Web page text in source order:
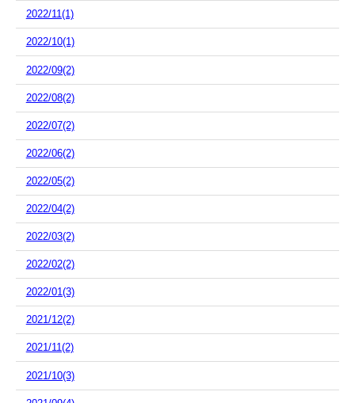
2022/11(1)
2022/10(1)
2022/09(2)
2022/08(2)
2022/07(2)
2022/06(2)
2022/05(2)
2022/04(2)
2022/03(2)
2022/02(2)
2022/01(3)
2021/12(2)
2021/11(2)
2021/10(3)